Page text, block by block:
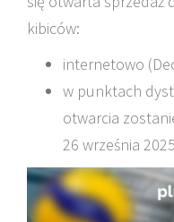
kibiców:
internetowo
w punktach
otwarcia
26 września